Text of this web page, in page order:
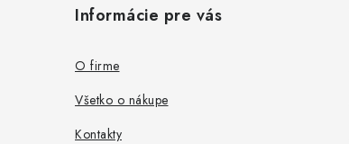
Informácie pre vás
O firme
Všetko o nákupe
Kontakty